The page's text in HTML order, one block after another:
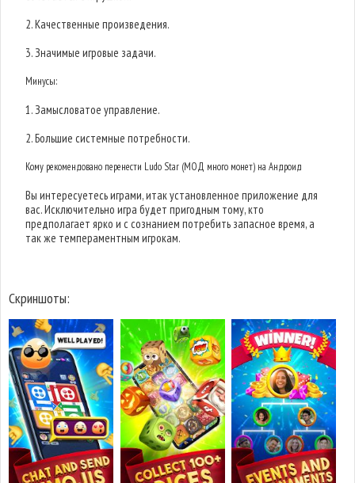
2. Качественные произведения.
3. Значимые игровые задачи.
Минусы:
1. Замысловатое управление.
2. Большие системные потребности.
Кому рекомендовано перенести Ludo Star (МОД много монет) на Андроид
Вы интересуетесь играми, итак установленное приложение для
вас. Исключительно игра будет пригодным тому, кто
предполагает ярко и с сознанием потребить запасное время, а
так же темпераментным игрокам.
Скриншоты: